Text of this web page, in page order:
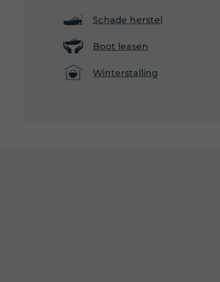
Schade herstel
Boot leasen
Winterstalling